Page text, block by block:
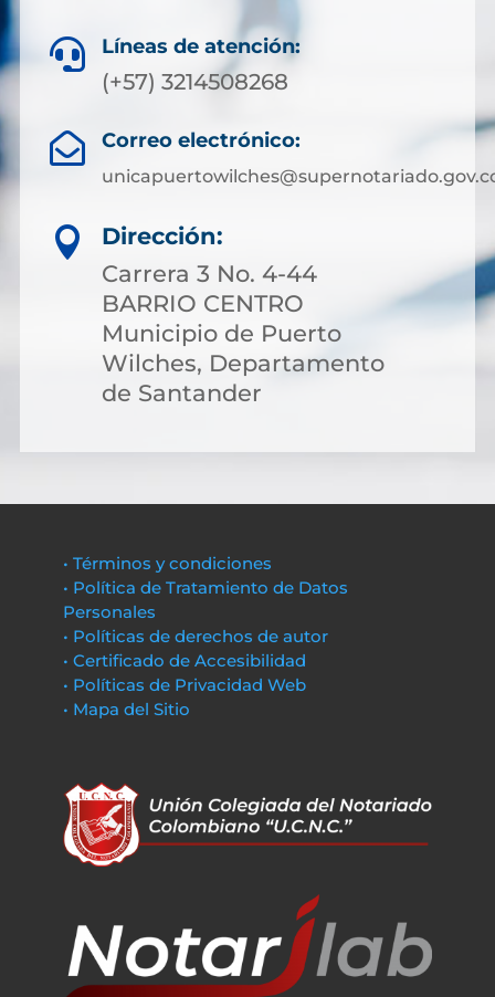
 Líneas de atención:
(+57) 3214508268
 Correo electrónico:

Dirección:
Carrera 3 No. 4-44
BARRIO CENTRO
Municipio de Puerto
Wilches, Departamento
de Santander
• Términos y condiciones
• Política de Tratamiento de Datos
Personales
• Políticas de derechos de autor
• Certificado de Accesibilidad
• Políticas de Privacidad Web
• Mapa del Sitio